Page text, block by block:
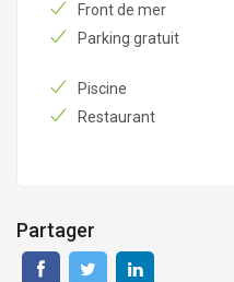
Front de mer
Parking gratuit
Piscine
Restaurant
Partager